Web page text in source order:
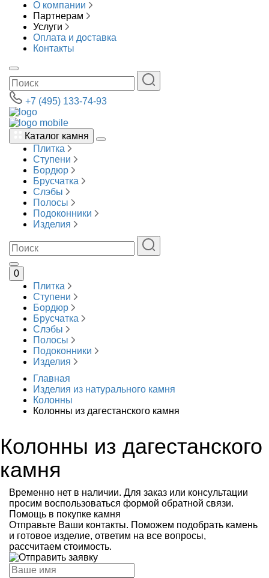
О компании
Партнерам
Услуги
Оплата и доставка
Контакты
+7 (495) 133-74-93
Каталог камня
Плитка
Ступени
Бордюр
Брусчатка
Слэбы
Полосы
Подоконники
Изделия
0
Плитка
Ступени
Бордюр
Брусчатка
Слэбы
Полосы
Подоконники
Изделия
Главная
Изделия из натурального камня
Колонны
Колонны из дагестанского камня
Колонны из дагестанского
камня
Временно нет в наличии. Для заказ или консультации
просим воспользоваться формой обратной связи.
Помощь в покупке камня
Отправьте Ваши контакты. Поможем подобрать камень
и готовое изделие, ответим на все вопросы,
рассчитаем стоимость.